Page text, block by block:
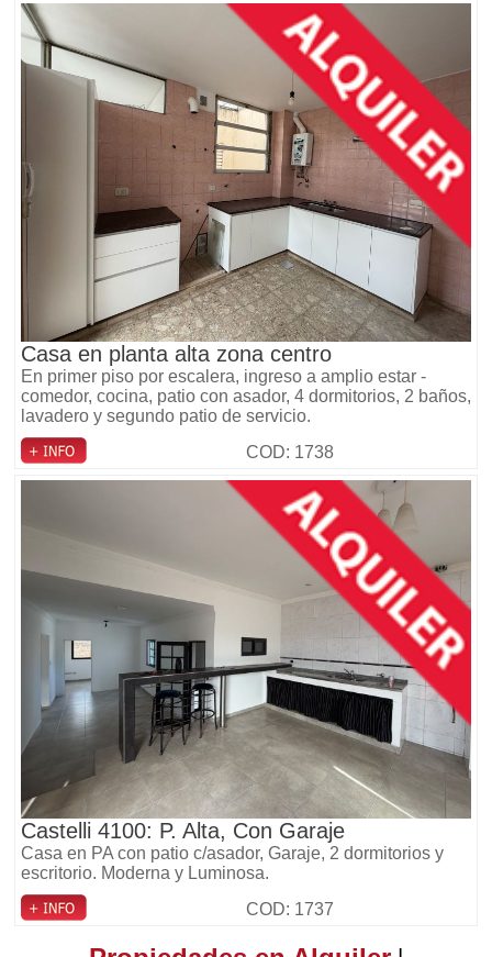
Casa en planta alta zona centro
En primer piso por escalera, ingreso a amplio estar -
comedor, cocina, patio con asador, 4 dormitorios, 2 baños,
lavadero y segundo patio de servicio.
COD: 1738
Castelli 4100: P. Alta, Con Garaje
Casa en PA con patio c/asador, Garaje, 2 dormitorios y
escritorio. Moderna y Luminosa.
COD: 1737